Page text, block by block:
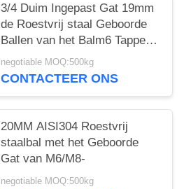
3/4 Duim Ingepast Gat 19mm
de Roestvrij staal Geboorde
Ballen van het Balm6 Tapper
Staal
negotiable MOQ:500kg
CONTACTEER ONS
20MM AISI304 Roestvrij
staalbal met het Geboorde
Gat van M6/M8-
negotiable MOQ:500kg